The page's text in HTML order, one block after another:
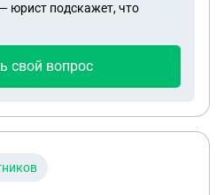
юрист подскажет, что
свой вопрос